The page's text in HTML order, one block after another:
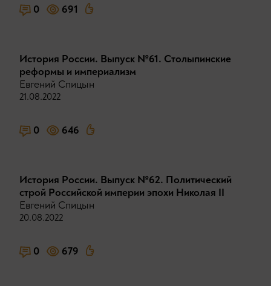
0 691
История России. Выпуск №61. Столыпинские
реформы и империализм
Евгений Спицын
21.08.2022
0 646
История России. Выпуск №62. Политический
строй Российской империи эпохи Николая II
Евгений Спицын
20.08.2022
0 679